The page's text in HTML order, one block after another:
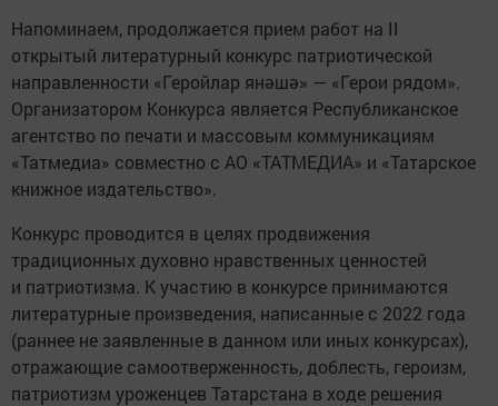
Напоминаем, продолжается прием работ на II
открытый литературный конкурс патриотической
направленности «Геройлар янәшә» — «Герои рядом».
Организатором Конкурса является Республиканское
агентство по печати и массовым коммуникациям
«Татмедиа» совместно с АО «ТАТМЕДИА» и «Татарское
книжное издательство».
Конкурс проводится в целях продвижения
традиционных духовно нравственных ценностей
и патриотизма. К участию в конкурсе принимаются
литературные произведения, написанные с 2022 года
(раннее не заявленные в данном или иных конкурсах),
отражающие самоотверженность, доблесть, героизм,
патриотизм уроженцев Татарстана в ходе решения